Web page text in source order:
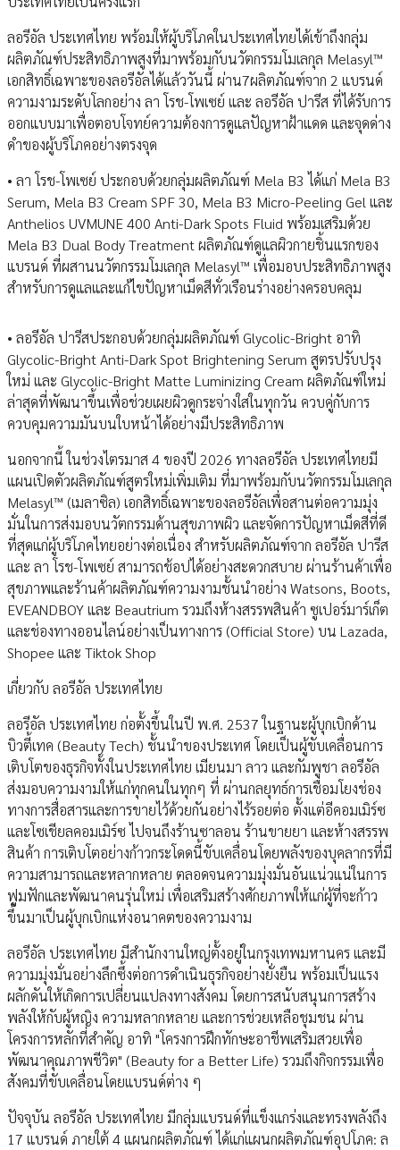
ลอรีอัล ประเทศไทย พร้อมให้ผู้บริโภคในประเทศไทยได้เข้าถึงกลุ่ม
ผลิตภัณฑ์ประสิทธิภาพสูงที่มาพร้อมกับนวัตกรรมโมเลกุล Melasyl™
เอกสิทธิ์เฉพาะของลอรีอัลได้แล้ววันนี้ ผ่าน7ผลิตภัณฑ์จาก 2 แบรนด์
ความงามระดับโลกอย่าง ลา โรช-โพเซย์ และ ลอรีอัล ปารีส ที่ได้รับการ
ออกแบบมาเพื่อตอบโจทย์ความต้องการดูแลปัญหาฝ้าแดด และจุดด่าง
ดำของผู้บริโภคอย่างตรงจุด
• ลา โรช-โพเซย์ ประกอบด้วยกลุ่มผลิตภัณฑ์ Mela B3 ได้แก่ Mela B3
Serum, Mela B3 Cream SPF 30, Mela B3 Micro-Peeling Gel และ
Anthelios UVMUNE 400 Anti-Dark Spots Fluid พร้อมเสริมด้วย
Mela B3 Dual Body Treatment ผลิตภัณฑ์ดูแลผิวกายชิ้นแรกของ
แบรนด์ ที่ผสานนวัตกรรมโมเลกุล Melasyl™ เพื่อมอบประสิทธิภาพสูง
สำหรับการดูแลและแก้ไขปัญหาเม็ดสีทั่วเรือนร่างอย่างครอบคลุม
• ลอรีอัล ปารีสประกอบด้วยกลุ่มผลิตภัณฑ์ Glycolic-Bright อาทิ
Glycolic-Bright Anti-Dark Spot Brightening Serum สูตรปรับปรุง
ใหม่ และ Glycolic-Bright Matte Luminizing Cream ผลิตภัณฑ์ใหม่
ล่าสุดที่พัฒนาขึ้นเพื่อช่วยเผยผิวดูกระจ่างใสในทุกวัน ควบคู่กับการ
ควบคุมความมันบนใบหน้าได้อย่างมีประสิทธิภาพ
นอกจากนี้ ในช่วงไตรมาส 4 ของปี 2026 ทางลอรีอัล ประเทศไทยมี
แผนเปิดตัวผลิตภัณฑ์สูตรใหม่เพิ่มเติม ที่มาพร้อมกับนวัตกรรมโมเลกุล
Melasyl™ (เมลาซิล) เอกสิทธิ์เฉพาะของลอรีอัลเพื่อสานต่อความมุ่ง
มั่นในการส่งมอบนวัตกรรมด้านสุขภาพผิว และจัดการปัญหาเม็ดสีที่ดี
ที่สุดแก่ผู้บริโภคไทยอย่างต่อเนื่อง สำหรับผลิตภัณฑ์จาก ลอรีอัล ปารีส
และ ลา โรช-โพเซย์ สามารถช้อปได้อย่างสะดวกสบาย ผ่านร้านค้าเพื่อ
สุขภาพและร้านค้าผลิตภัณฑ์ความงามชั้นนำอย่าง Watsons, Boots,
EVEANDBOY และ Beautrium รวมถึงห้างสรรพสินค้า ซูเปอร์มาร์เก็ต
และช่องทางออนไลน์อย่างเป็นทางการ (Official Store) บน Lazada,
Shopee และ Tiktok Shop
เกี่ยวกับ ลอรีอัล ประเทศไทย
ลอรีอัล ประเทศไทย ก่อตั้งขึ้นในปี พ.ศ. 2537 ในฐานะผู้บุกเบิกด้าน
บิวตี้เทค (Beauty Tech) ชั้นนำของประเทศ โดยเป็นผู้ขับเคลื่อนการ
เติบโตของธุรกิจทั้งในประเทศไทย เมียนมา ลาว และกัมพูชา ลอรีอัล
ส่งมอบความงามให้แก่ทุกคนในทุกๆ ที่ ผ่านกลยุทธ์การเชื่อมโยงช่อง
ทางการสื่อสารและการขายไว้ด้วยกันอย่างไร้รอยต่อ ตั้งแต่อีคอมเมิร์ซ
และโซเชียลคอมเมิร์ซ ไปจนถึงร้านซาลอน ร้านขายยา และห้างสรรพ
สินค้า การเติบโตอย่างก้าวกระโดดนี้ขับเคลื่อนโดยพลังของบุคลากรที่มี
ความสามารถและหลากหลาย ตลอดจนความมุ่งมั่นอันแน่วแน่ในการ
ฟูมฟักและพัฒนาคนรุ่นใหม่ เพื่อเสริมสร้างศักยภาพให้แก่ผู้ที่จะก้าว
ขึ้นมาเป็นผู้บุกเบิกแห่งอนาคตของความงาม
ลอรีอัล ประเทศไทย มีสำนักงานใหญ่ตั้งอยู่ในกรุงเทพมหานคร และมี
ความมุ่งมั่นอย่างลึกซึ้งต่อการดำเนินธุรกิจอย่างยั่งยืน พร้อมเป็นแรง
ผลักดันให้เกิดการเปลี่ยนแปลงทางสังคม โดยการสนับสนุนการสร้าง
พลังให้กับผู้หญิง ความหลากหลาย และการช่วยเหลือชุมชน ผ่าน
โครงการหลักที่สำคัญ อาทิ "โครงการฝึกทักษะอาชีพเสริมสวยเพื่อ
พัฒนาคุณภาพชีวิต" (Beauty for a Better Life) รวมถึงกิจกรรมเพื่อ
สังคมที่ขับเคลื่อนโดยแบรนด์ต่าง ๆ
ปัจจุบัน ลอรีอัล ประเทศไทย มีกลุ่มแบรนด์ที่แข็งแกร่งและทรงพลังถึง
17 แบรนด์ ภายใต้ 4 แผนกผลิตภัณฑ์ ได้แก่แผนกผลิตภัณฑ์อุปโภค: ล